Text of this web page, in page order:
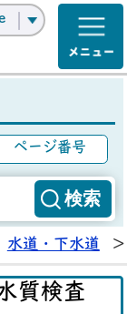
ページ番号
水道・下水道 >
質検査